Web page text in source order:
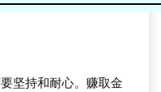
坚持和耐心。赚取金